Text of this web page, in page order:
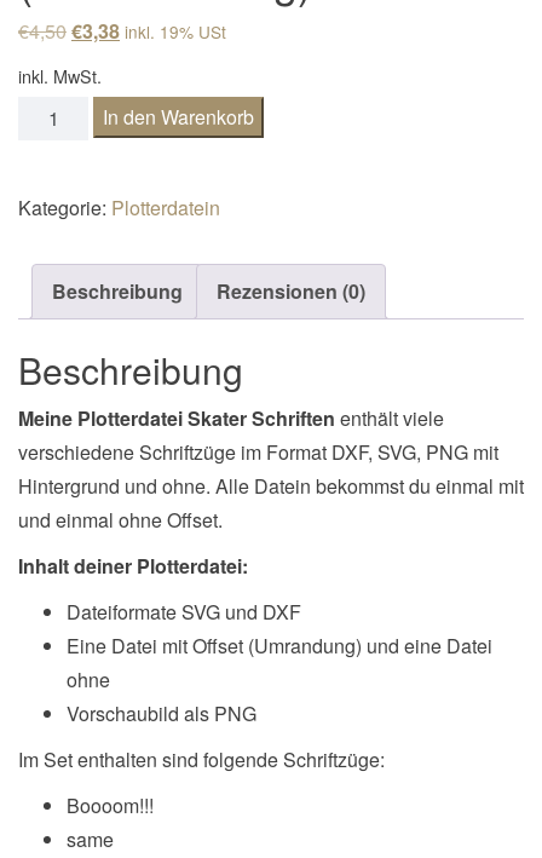
n
€4,50Ursprünglicher Preis war: €4,50
€3,38Aktueller Preis ist: €3,38.
inkl. 19% USt
inkl. MwSt.
Plottdatei Skater Schriften (Privatnutzung) Menge
In den Warenkorb
Kategorie: Plotterdatein
Beschreibung Rezensionen (0)
Beschreibung
Meine Plotterdatei Skater Schriften enthält viele
verschiedene Schriftzüge im Format DXF, SVG, PNG mit
Hintergrund und ohne. Alle Datein bekommst du einmal mit
und einmal ohne Offset.
Inhalt deiner Plotterdatei:
Dateiformate SVG und DXF
Eine Datei mit Offset (Umrandung) und eine Datei
ohne
Vorschaubild als PNG
Im Set enthalten sind folgende Schriftzüge:
Boooom!!!
same